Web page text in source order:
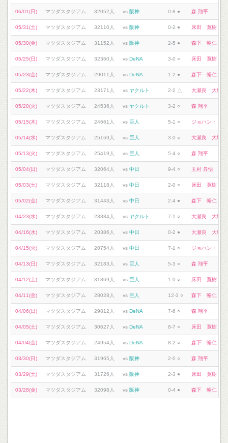
06/01(日) マツダスタジアム 32052人 vs 阪神 0-8 ● 森 翔平
05/31(土) マツダスタジアム 32110人 vs 阪神 0-2 ● 床田 寛樹
05/30(金) マツダスタジアム 31152人 vs 阪神 2-5 ● 森下 暢仁
05/25(日) マツダスタジアム 32360人 vs DeNA 3-0 ○ 床田 寛樹
05/23(金) マツダスタジアム 29011人 vs DeNA 1-2 ● 森下 暢仁
05/22(木) マツダスタジアム 23171人 vs ヤクルト 2-2 △ 大瀬良 大地
05/20(火) マツダスタジアム 24536人 vs ヤクルト 3-2 ○ 森 翔平
05/15(木) マツダスタジアム 24661人 vs 巨人 5-1 ○ ジョハン・ド
05/14(水) マツダスタジアム 25169人 vs 巨人 3-0 ○ 大瀬良 大地
05/13(火) マツダスタジアム 25419人 vs 巨人 5-4 ○ 森 翔平
05/04(日) マツダスタジアム 32064人 vs 中日 9-4 ○ 玉村 昇悟
05/03(土) マツダスタジアム 32118人 vs 中日 2-0 ○ 床田 寛樹
05/02(金) マツダスタジアム 31443人 vs 中日 2-4 ● 森下 暢仁
04/23(水) マツダスタジアム 23884人 vs ヤクルト 7-1 ○ 大瀬良 大地
04/16(水) マツダスタジアム 20386人 vs 中日 0-2 ● 大瀬良 大地
04/15(火) マツダスタジアム 20754人 vs 中日 7-1 ○ ジョハン・ド
04/13(日) マツダスタジアム 32183人 vs 巨人 5-3 ○ 森 翔平
04/12(土) マツダスタジアム 31869人 vs 巨人 1-0 ○ 床田 寛樹
04/11(金) マツダスタジアム 28028人 vs 巨人 12-3 ○ 森下 暢仁
04/06(日) マツダスタジアム 29812人 vs DeNA 7-6 ○ 森 翔平
04/05(土) マツダスタジアム 30627人 vs DeNA 8-7 ○ 床田 寛樹
04/04(金) マツダスタジアム 24954人 vs DeNA 8-2 ○ 森下 暢仁
03/30(日) マツダスタジアム 31965人 vs 阪神 2-0 ○ 森 翔平
03/29(土) マツダスタジアム 31726人 vs 阪神 2-3 ● 床田 寛樹
03/28(金) マツダスタジアム 32098人 vs 阪神 0-4 ● 森下 暢仁